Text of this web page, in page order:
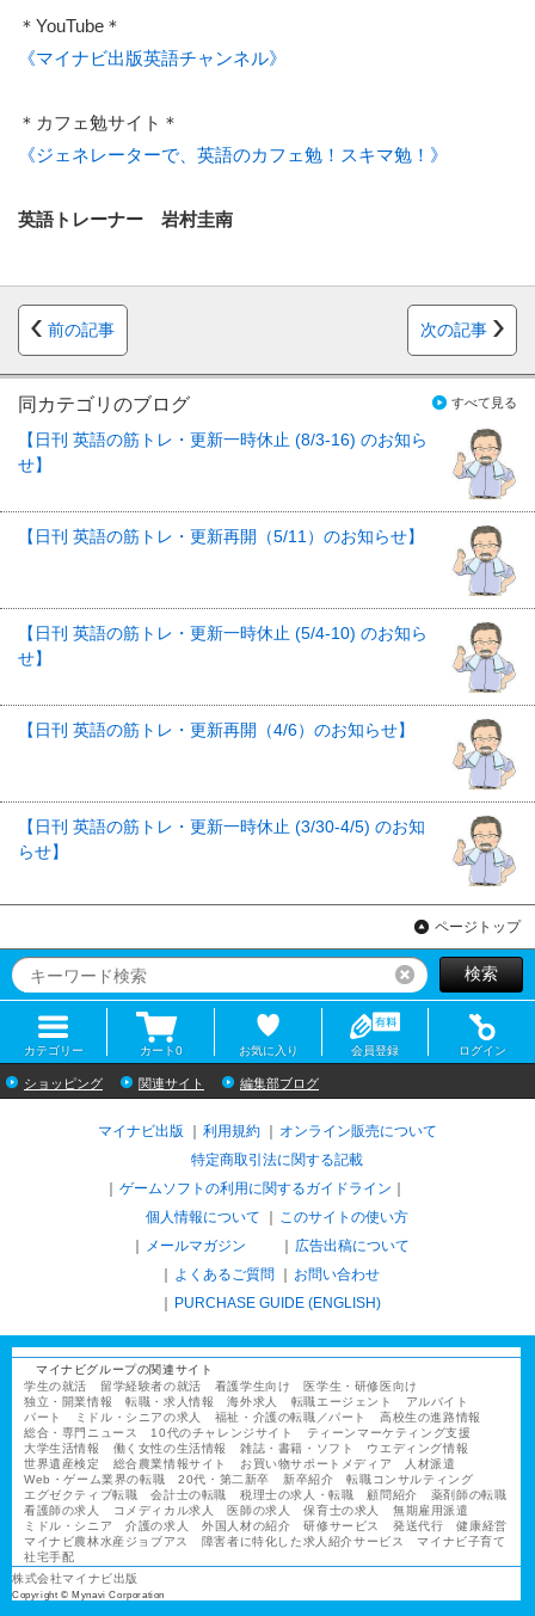
＊YouTube＊
《マイナビ出版英語チャンネル》
＊カフェ勉サイト＊
《ジェネレーターで、英語のカフェ勉！スキマ勉！》
英語トレーナー 岩村圭南
前の記事 次の記事
同カテゴリのブログ すべて見る
【日刊 英語の筋トレ・更新一時休止 (8/3-16) のお知ら
せ】
【日刊 英語の筋トレ・更新再開（5/11）のお知らせ】
【日刊 英語の筋トレ・更新一時休止 (5/4-10) のお知ら
せ】
【日刊 英語の筋トレ・更新再開（4/6）のお知らせ】
【日刊 英語の筋トレ・更新一時休止 (3/30-4/5) のお知
らせ】
ページトップ
リセット検索
カテゴリー カート0 お気に入り 会員登録 ログイン
ショッピング 関連サイト 編集部ブログ
マイナビ出版 利用規約
オンライン販売について
特定商取引法に関する記載
ゲームソフトの利用に関するガイドライン
個人情報について
このサイトの使い方
メールマガジン
広告出稿について
よくあるご質問
お問い合わせ
PURCHASE GUIDE (ENGLISH)
マイナビグループの関連サイト
学生の就活
留学経験者の就活 看護学生向け
医学生・研修医向け
独立・開業情報
転職・求人情報 海外求人 転職エージェント
アルバイト
パート
ミドル・シニアの求人 福祉・介護の転職／パート
高校生の進路情報
総合・専門ニュース
10代のチャレンジサイト
ティーンマーケティング支援
大学生活情報
働く女性の生活情報 雑誌・書籍・ソフト
ウエディング情報
世界遺産検定
総合農業情報サイト お買い物サポートメディア
人材派遣
Web・ゲーム業界の転職
20代・第二新卒 新卒紹介
転職コンサルティング
エグゼクティブ転職
会計士の転職 税理士の求人・転職 顧問紹介
薬剤師の転職
看護師の求人
コメディカル求人 医師の求人 保育士の求人
無期雇用派遣
ミドル・シニア
介護の求人 外国人材の紹介 研修サービス 発送代行
健康経営
マイナビ農林水産ジョブアス
障害者に特化した求人紹介サービス
マイナビ子育て
社宅手配
株式会社マイナビ出版
Copyright © Mynavi Corporation